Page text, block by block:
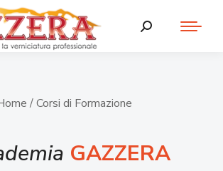
/ Corsi di Formazione
GAZZERA